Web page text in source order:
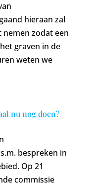
hieraan zal
zodat een
graven in de
weten we
nu nog doen?
bespreken in
Op 21
commissie